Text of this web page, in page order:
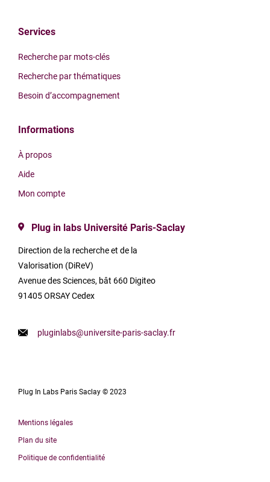
Services
Recherche par mots-clés
Recherche par thématiques
Besoin d’accompagnement
Informations
À propos
Aide
Mon compte
Plug in labs Université Paris-Saclay
Direction de la recherche et de la
Valorisation (DiReV)
Avenue des Sciences, bât 660 Digiteo
91405 ORSAY Cedex
pluginlabs@universite-paris-saclay.fr
Plug In Labs Paris Saclay © 2023
Mentions légales
Plan du site
Politique de confidentialité